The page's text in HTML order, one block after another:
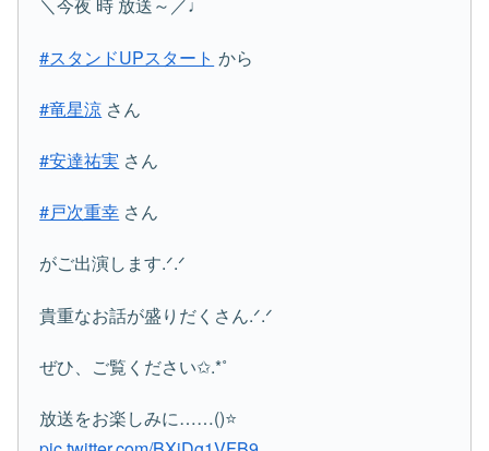
＼今夜 時 放送～／♩
#スタンドUPスタート から
#竜星涼 さん
#安達祐実 さん
#戸次重幸 さん
がご出演します.ᐟ.ᐟ
貴重なお話が盛りだくさん.ᐟ.ᐟ
ぜひ、ご覧ください✩.*˚
放送をお楽しみに……()⭐️